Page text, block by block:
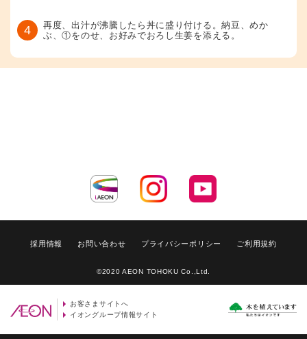
4
再度、出汁が沸騰したら丼に盛り付ける。納豆、めか
ぶ、①をのせ、お好みでおろし生姜を添える。
採用情報 お問い合わせ プライバシーポリシー ご利用規約
©2020 AEON TOHOKU Co.,Ltd.
お客さまサイトへ
イオングループ情報サイト